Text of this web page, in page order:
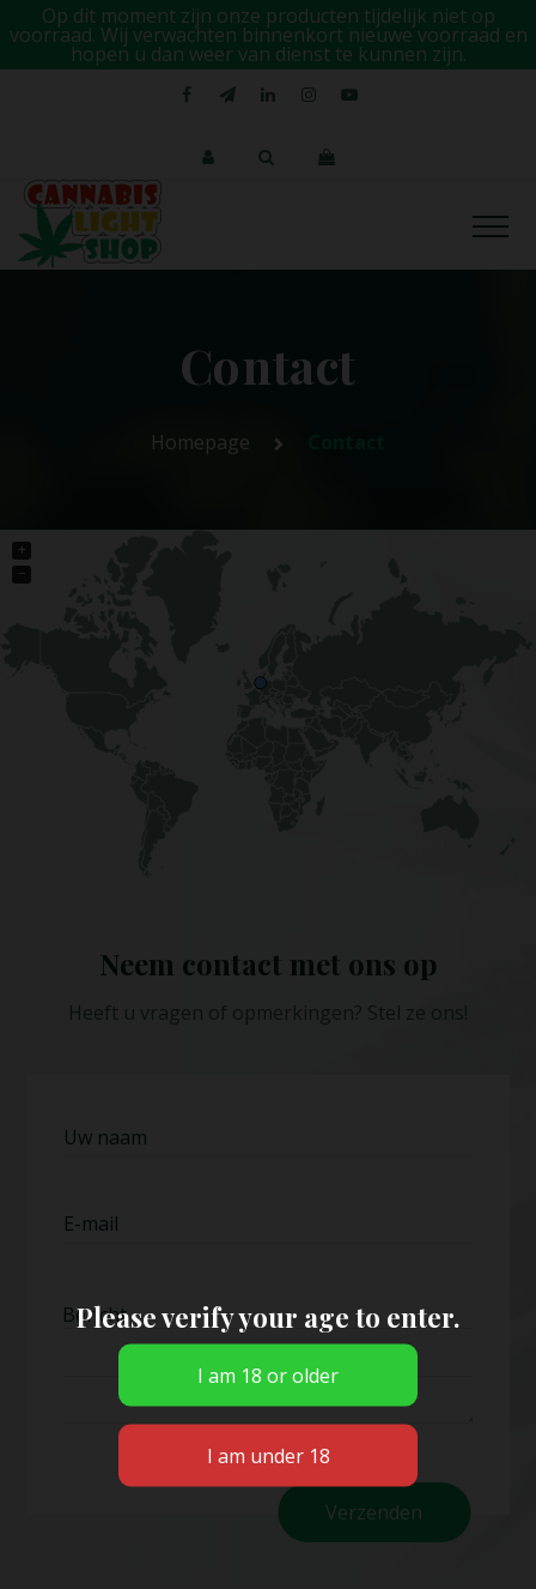
Op dit moment zijn onze producten tijdelijk niet op
voorraad. Wij verwachten binnenkort nieuwe voorraad en
hopen u dan weer van dienst te kunnen zijn.
Contact
Homepage
+
−
Neem contact met ons op
Heeft u vragen of opmerkingen? Stel ze ons!
Please verify your age to enter.